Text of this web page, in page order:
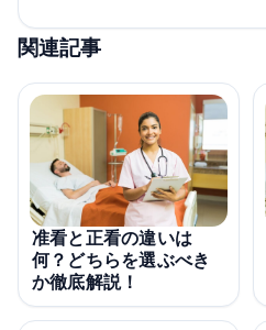
関連記事
准看と正看の違いは
何？どちらを選ぶべき
か徹底解説！